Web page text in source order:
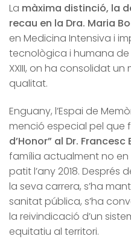
La màxima distinció, la
recau en la Dra. Maria
en Medicina Intensiva i
tecnològica i humana de
XXIII, on ha consolidat
qualitat.
Enguany, l’Espai de
menció especial pel que
d’Honor” al Dr.
família actualment no en
patit l’any 2018.
la seva carrera, s’ha
sanitat pública, s’ha
la reivindicació d’un
equitatiu al territori.